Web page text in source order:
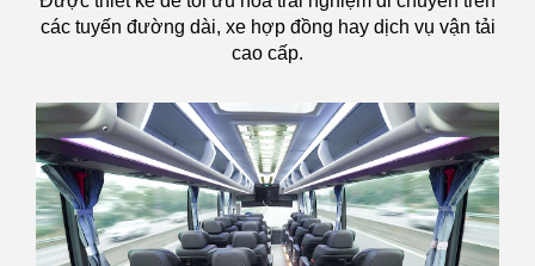
các tuyến đường dài, xe hợp đồng hay dịch vụ vận tải
cao cấp.